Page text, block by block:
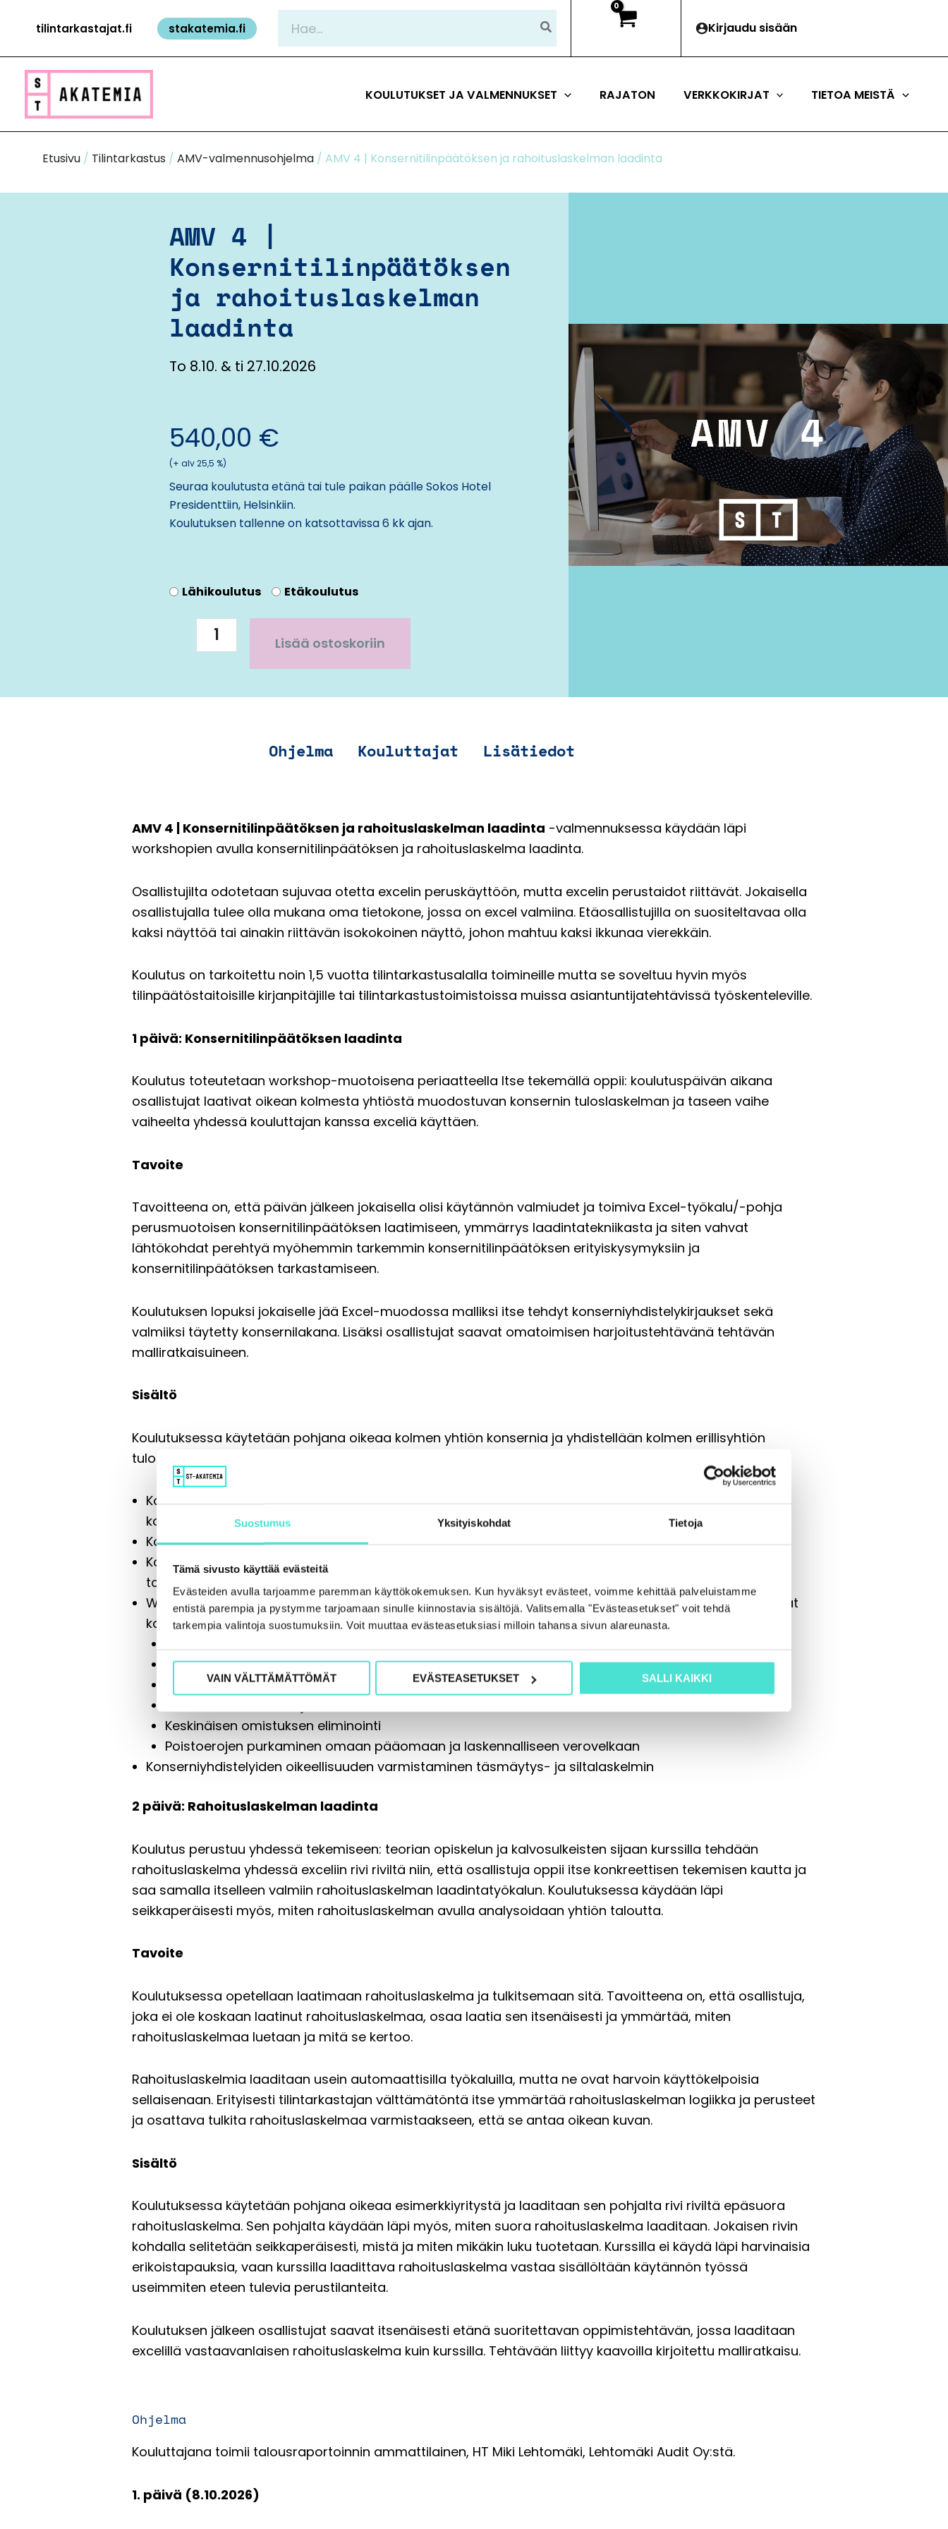
Suostumus Yksityiskohdat Tietoja
Tämä sivusto käyttää evästeitä
Evästeiden avulla tarjoamme paremman käyttökokemuksen. Kun hyväksyt evästeet, voimme kehittää palveluistamme
entistä parempia ja pystymme tarjoamaan sinulle kiinnostavia sisältöjä. Valitsemalla "Evästeasetukset" voit tehdä
tarkempia valintoja suostumuksiin. Voit muuttaa evästeasetuksiasi milloin tahansa sivun alareunasta.
VAIN VÄLTTÄMÄTTÖMÄT EVÄSTEASETUKSET SALLI KAIKKI
sisältööntilintarkastajat.fi stakatemia.fi Kirjaudu sisään
KOULUTUKSET JA VALMENNUKSET RAJATON VERKKOKIRJAT TIETOA MEISTÄ
Etusivu / Tilintarkastus / AMV-valmennusohjelma / AMV 4 | Konsernitilinpäätöksen ja rahoituslaskelman laadinta
AMV 4 |
Konsernitilinpäätöksen
ja rahoituslaskelman
laadinta
To 8.10. & ti 27.10.2026
540,00 €
(+ alv 25,5 %)
Seuraa koulutusta etänä tai tule paikan päälleSokos Hotel
Presidenttiin, Helsinkiin.
Koulutuksen tallenne on katsottavissa 6 kk ajan.
Lähikoulutus Etäkoulutus
4
Konsernitilinpäätöksen
laadinta
Lisää ostoskoriin
Ohjelma Kouluttajat Lisätiedot
AMV 4 | Konsernitilinpäätöksen ja rahoituslaskelman laadinta -valmennuksessa käydään läpi
workshopien avulla konsernitilinpäätöksen ja rahoituslaskelma laadinta.
Osallistujilta odotetaan sujuvaa otetta excelin peruskäyttöön, mutta excelin perustaidot riittävät. Jokaisella
osallistujalla tulee olla mukana oma tietokone, jossa on excel valmiina. Etäosallistujilla on suositeltavaa olla
kaksi näyttöä tai ainakin riittävän isokokoinen näyttö, johon mahtuu kaksi ikkunaa vierekkäin.
Koulutus on tarkoitettu noin 1,5 vuotta tilintarkastusalalla toimineille mutta se soveltuu hyvin myös
tilinpäätöstaitoisille kirjanpitäjille tai tilintarkastustoimistoissa muissa asiantuntijatehtävissä työskenteleville.
1 päivä: Konsernitilinpäätöksen laadinta
Koulutus toteutetaan workshop-muotoisena periaatteella Itse tekemällä oppii: koulutuspäivän aikana
osallistujat laativat oikean kolmesta yhtiöstä muodostuvan konsernin tuloslaskelman ja taseen vaihe
vaiheelta yhdessä kouluttajan kanssa exceliä käyttäen.
Tavoite
Tavoitteena on, että päivän jälkeen jokaisella olisi käytännön valmiudet ja toimiva Excel-työkalu/-pohja
perusmuotoisen konsernitilinpäätöksen laatimiseen, ymmärrys laadintatekniikasta ja siten vahvat
lähtökohdat perehtyä myöhemmin tarkemmin konsernitilinpäätöksen erityiskysymyksiin ja
konsernitilinpäätöksen tarkastamiseen.
Koulutuksen lopuksi jokaiselle jää Excel-muodossa malliksi itse tehdyt konserniyhdistelykirjaukset sekä
valmiiksi täytetty konsernilakana. Lisäksi osallistujat saavat omatoimisen harjoitustehtävänä tehtävän
malliratkaisuineen.
Sisältö
Koulutuksessa käytetään pohjana oikeaa kolmen yhtiön konsernia ja yhdistellään kolmen erillisyhtiön
tuloslaskelmat ja -taseet konsernituloslaskelmaksi ja -taseeksi vaihe vaiheelta.
Konserniin kuuluvien yhtiöiden kirjanpitojen, tilikartan ja kirjauskäytäntöjen järjestäminen
konsernilaskennan tarpeisiin
Konsernitilinpäätöksen laatimisvelvollisuus ja konsernitilinpäätöksen sisältö
Konserniyhdistelyn dokumentointi (yhdistelylaskelmat, eliminointikirjaukset ja tositteet) ja tekninen
toteutus ns. Excel-lakanalla
Workshop: laaditaan yhdessä kolmen yhtiön konsernin konsernitulos ja -tase, jossa tehty tyypillisimmät
konsernieliminointikirjaukset, kuten
Sisäiset katteet
Sisäinen voitonjako ja konserniavustukset
Keskinäisen omistuksen eliminointi
Poistoerojen purkaminen omaan pääomaan ja laskennalliseen verovelkaan
Konserniyhdistelyiden oikeellisuuden varmistaminen täsmäytys- ja siltalaskelmin
2 päivä: Rahoituslaskelman laadinta
Koulutus perustuu yhdessä tekemiseen: teorian opiskelun ja kalvosulkeisten sijaan kurssilla tehdään
rahoituslaskelma yhdessä exceliin rivi riviltä niin, että osallistuja oppii itse konkreettisen tekemisen kautta ja
saa samalla itselleen valmiin rahoituslaskelman laadintatyökalun. Koulutuksessa käydään läpi
seikkaperäisesti myös, miten rahoituslaskelman avulla analysoidaan yhtiön taloutta.
Tavoite
Koulutuksessa opetellaan laatimaan rahoituslaskelma ja tulkitsemaan sitä. Tavoitteena on, että osallistuja,
joka ei ole koskaan laatinut rahoituslaskelmaa, osaa laatia sen itsenäisesti ja ymmärtää, miten
rahoituslaskelmaa luetaan ja mitä se kertoo.
Rahoituslaskelmia laaditaan usein automaattisilla työkaluilla, mutta ne ovat harvoin käyttökelpoisia
sellaisenaan. Erityisesti tilintarkastajan välttämätöntä itse ymmärtää rahoituslaskelman logiikka ja perusteet
ja osattava tulkita rahoituslaskelmaa varmistaakseen, että se antaa oikean kuvan.
Sisältö
Koulutuksessa käytetään pohjana oikeaa esimerkkiyritystä ja laaditaan sen pohjalta rivi riviltä epäsuora
rahoituslaskelma. Sen pohjalta käydään läpi myös, miten suora rahoituslaskelma laaditaan. Jokaisen rivin
kohdalla selitetään seikkaperäisesti, mistä ja miten mikäkin luku tuotetaan. Kurssilla ei käydä läpi harvinaisia
erikoistapauksia, vaan kurssilla laadittava rahoituslaskelma vastaa sisällöltään käytännön työssä
useimmiten eteen tulevia perustilanteita.
Koulutuksen jälkeen osallistujat saavat itsenäisesti etänä suoritettavan oppimistehtävän, jossa laaditaan
excelillä vastaavanlaisen rahoituslaskelma kuin kurssilla. Tehtävään liittyy kaavoilla kirjoitettu malliratkaisu.
Ohjelma
Kouluttajana toimii talousraportoinnin ammattilainen, HT Miki Lehtomäki, Lehtomäki Audit Oy:stä.
1. päivä (8.10.2026)